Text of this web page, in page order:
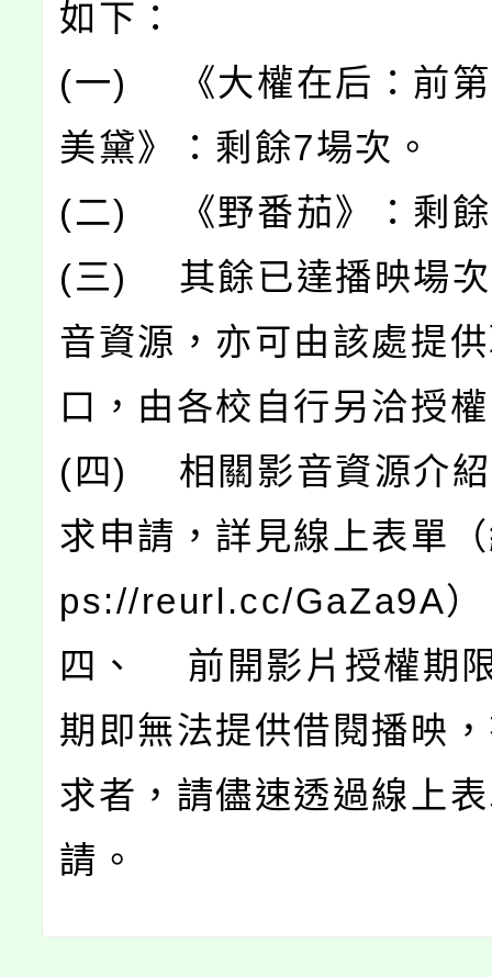
如下：
(一) 《大權在后：前第
美黛》：剩餘7場次。
(二) 《野番茄》：剩餘
(三) 其餘已達播映場次
音資源，亦可由該處提
口，由各校自行另洽授
(四) 相關影音資源介紹
求申請，詳見線上表單
ps://reurl.cc/GaZa9A）
四、 前開影片授權期
期即無法提供借閱播映
求者，請儘速透過線上
請。